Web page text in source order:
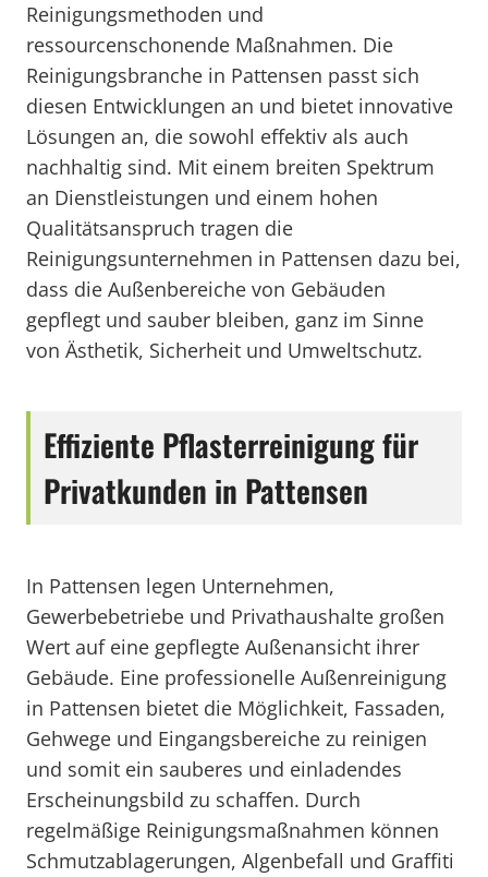
Reinigungsmethoden und
ressourcenschonende Maßnahmen. Die
Reinigungsbranche in Pattensen passt sich
diesen Entwicklungen an und bietet innovative
Lösungen an, die sowohl effektiv als auch
nachhaltig sind. Mit einem breiten Spektrum
an Dienstleistungen und einem hohen
Qualitätsanspruch tragen die
Reinigungsunternehmen in Pattensen dazu bei,
dass die Außenbereiche von Gebäuden
gepflegt und sauber bleiben, ganz im Sinne
von Ästhetik, Sicherheit und Umweltschutz.
Effiziente Pflasterreinigung für
Privatkunden in Pattensen
In Pattensen legen Unternehmen,
Gewerbebetriebe und Privathaushalte großen
Wert auf eine gepflegte Außenansicht ihrer
Gebäude. Eine professionelle Außenreinigung
in Pattensen bietet die Möglichkeit, Fassaden,
Gehwege und Eingangsbereiche zu reinigen
und somit ein sauberes und einladendes
Erscheinungsbild zu schaffen. Durch
regelmäßige Reinigungsmaßnahmen können
Schmutzablagerungen, Algenbefall und Graffiti